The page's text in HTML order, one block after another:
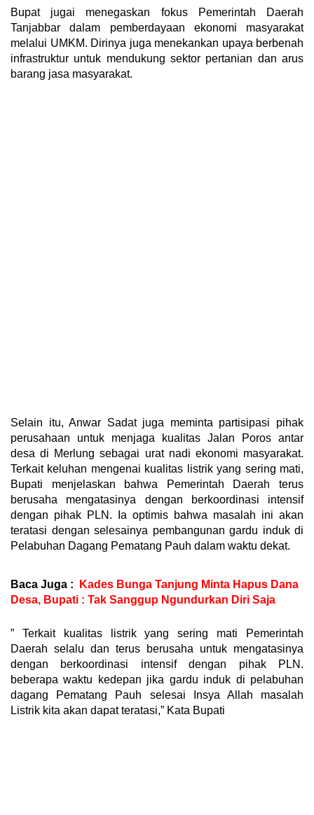
Bupat jugai menegaskan fokus Pemerintah Daerah
Tanjabbar dalam pemberdayaan ekonomi masyarakat
melalui UMKM. Dirinya juga menekankan upaya berbenah
infrastruktur untuk mendukung sektor pertanian dan arus
barang jasa masyarakat.
Selain itu, Anwar Sadat juga meminta partisipasi pihak
perusahaan untuk menjaga kualitas Jalan Poros antar
desa di Merlung sebagai urat nadi ekonomi masyarakat.
Terkait keluhan mengenai kualitas listrik yang sering mati,
Bupati menjelaskan bahwa Pemerintah Daerah terus
berusaha mengatasinya dengan berkoordinasi intensif
dengan pihak PLN. Ia optimis bahwa masalah ini akan
teratasi dengan selesainya pembangunan gardu induk di
Pelabuhan Dagang Pematang Pauh dalam waktu dekat.
Baca Juga :
Kades Bunga Tanjung Minta Hapus Dana
Desa, Bupati : Tak Sanggup Ngundurkan Diri Saja
” Terkait kualitas listrik yang sering mati Pemerintah
Daerah selalu dan terus berusaha untuk mengatasinya
dengan berkoordinasi intensif dengan pihak PLN.
beberapa waktu kedepan jika gardu induk di pelabuhan
dagang Pematang Pauh selesai Insya Allah masalah
Listrik kita akan dapat teratasi,” Kata Bupati